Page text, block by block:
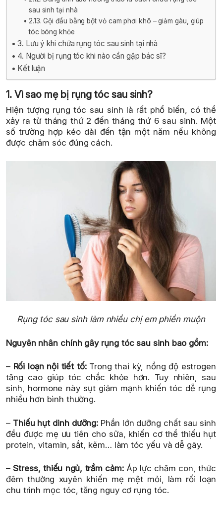
sau sinh tại nhà
2.13. Gội đầu bằng bột vỏ cam phơi khô – giảm gàu, giúp
tóc bóng khỏe
3. Lưu ý khi chữa rụng tóc sau sinh tại nhà
4. Người bị rụng tóc khi nào cần gặp bác sĩ?
Kết luận
1. Vì sao mẹ bị rụng tóc sau sinh?
Hiện tượng rụng tóc sau sinh là rất phổ biến, có thể
xảy ra từ tháng thứ 2 đến tháng thứ 6 sau sinh. Một
số trường hợp kéo dài đến tận một năm nếu không
được chăm sóc đúng cách.
Rụng tóc sau sinh làm nhiều chị em phiền muộn
Nguyên nhân chính gây rụng tóc sau sinh bao gồm:
– Rối loạn nội tiết tố:Trong thai kỳ, nồng độ estrogen
tăng cao giúp tóc chắc khỏe hơn. Tuy nhiên, sau
sinh, hormone này sụt giảm mạnh khiến tóc dễ rụng
nhiều hơn bình thường.
– Thiếu hụt dinh dưỡng: Phần lớn dưỡng chất sau sinh
đều được mẹ ưu tiên cho sữa, khiến cơ thể thiếu hụt
protein, vitamin, sắt, kẽm… làm tóc yếu và dễ gãy.
– Stress, thiếu ngủ, trầm cảm: Áp lực chăm con, thức
đêm thường xuyên khiến mẹ mệt mỏi, làm rối loạn
chu trình mọc tóc, tăng nguy cơ rụng tóc.